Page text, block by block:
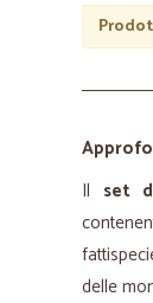
Il set
delle